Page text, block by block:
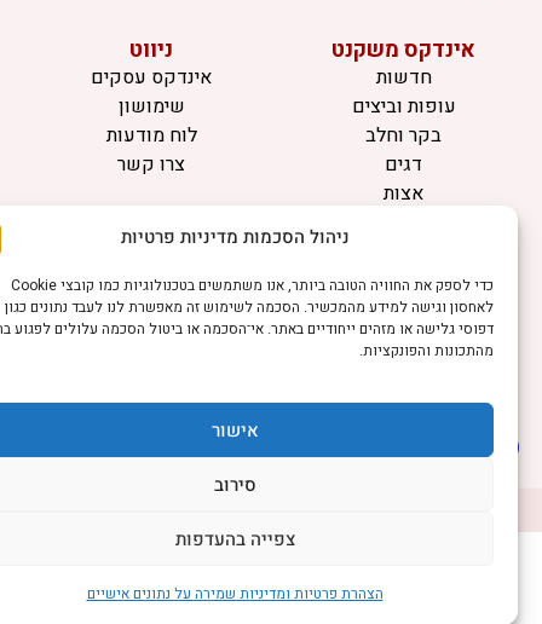
ניהול הסכמות מדיניות פרטיות
כדי לספק את החוויה הטובה ביותר, אנו משתמשים בטכנולוגיות כמו קובצי Cookie
לאחסון וגישה למידע מהמכשיר. הסכמה לשימוש זה מאפשרת לנו לעבד נתונים כגון
דפוסי גלישה או מזהים ייחודיים באתר. אי־הסכמה או ביטול הסכמה עלולים לפגוע בחלק
מהתכונות והפונקציות.
אישור
סירוב
צפייה בהעדפות
הצהרת פרטיות ומדיניות שמירה על נתונים אישיים
אינדקס משקנט
חדשות
עופות וביצים
בקר וחלב
דגים
אצות
ניווט
אינדקס עסקים
שימושון
לוח מודעות
צרו קשר
מידע
תקנון
הרשמה לניוזלטר